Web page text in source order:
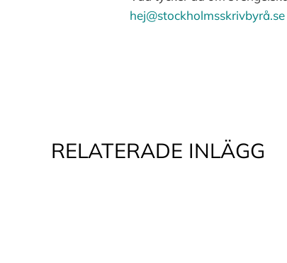
hej@stockholmsskrivbyrå.se
RELATERADE INLÄGG